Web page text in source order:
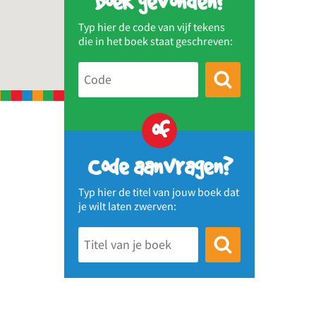
Typ hier de code van vijf tekens
die in het boek staat geschreven:
of
Code aanvragen?
Typ hier de titel van jouw boek dat
je wilt laten zwerven: